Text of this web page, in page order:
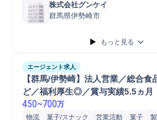
株式会社グンケイ
群馬県伊勢崎市
もっと見る
エージェント求人
【群馬/伊勢崎】法人営業／総合
ど／福利厚生◎／賞与実績5.5ヵ月
450~700万
物流 菓子/スナック 営業活動 菓子